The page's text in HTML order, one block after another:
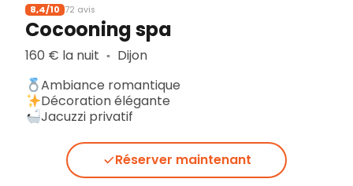
8,4/10 72 avis
Cocooning spa
160 € la nuit ▪︎ Dijon
Ambiance romantique
Décoration élégante
Jacuzzi privatif
Réserver maintenant